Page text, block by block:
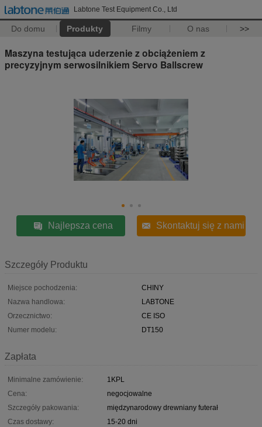
Labtone Test Equipment Co., Ltd
Do domu Produkty Filmy O nas >>
Maszyna testująca uderzenie z obciążeniem z
precyzyjnym serwosilnikiem Servo Ballscrew
Najlepsza cena Skontaktuj się z nami
Szczegóły Produktu
Miejsce pochodzenia:
CHINY
Nazwa handlowa:
LABTONE
Orzecznictwo:
CE ISO
Numer modelu:
DT150
Zapłata
Minimalne zamówienie:
1KPL
Cena:
negocjowalne
Szczegóły pakowania:
międzynarodowy drewniany futerał
Czas dostawy:
15-20 dni